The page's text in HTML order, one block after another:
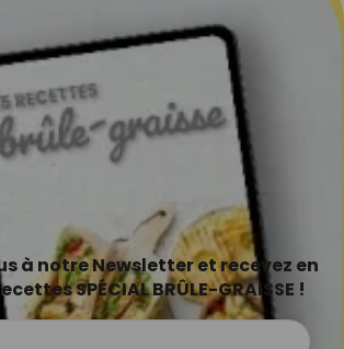
à notre Newsletter et recevez en
SPÉCIAL BRÛLE-GRAISSE !